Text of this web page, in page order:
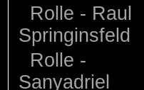
Rolle - Raul
Springinsfeld
Rolle -
Sanyadriel